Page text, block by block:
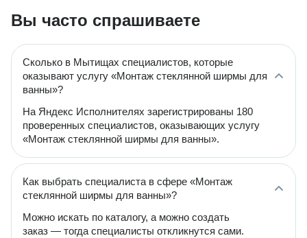
Вы часто спрашиваете
Сколько в Мытищах специалистов, которые
оказывают услугу «Монтаж стеклянной ширмы для
ванны»?
На Яндекс Исполнителях зарегистрированы 180
проверенных специалистов, оказывающих услугу
«Монтаж стеклянной ширмы для ванны».
Как выбрать специалиста в сфере «Монтаж
стеклянной ширмы для ванны»?
Можно искать по каталогу, а можно создать
заказ — тогда специалисты откликнутся сами.